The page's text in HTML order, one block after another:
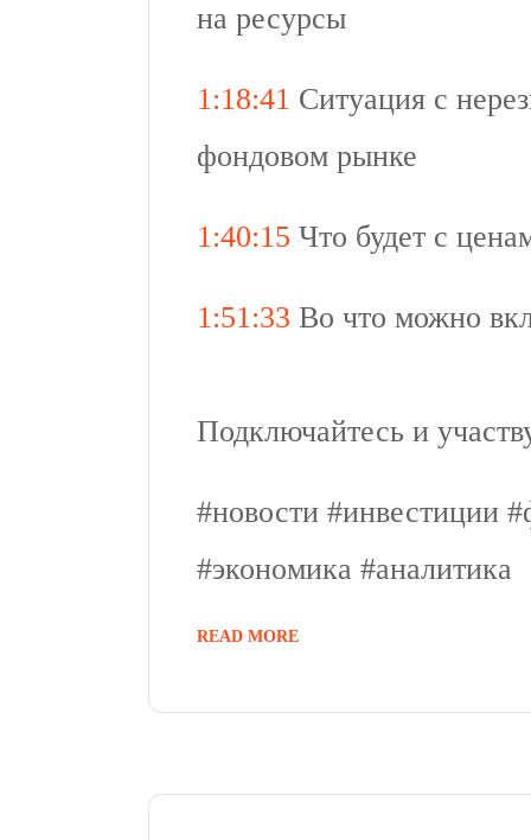
на ресурсы
1:18:41 Ситуация с
фондовом рынке
1:40:15 Что будет с
1:51:33 Во что можно
Подключайтесь и
#новости​​​​​ #инвестиции​​​​​
#экономика #аналитика
READ MORE